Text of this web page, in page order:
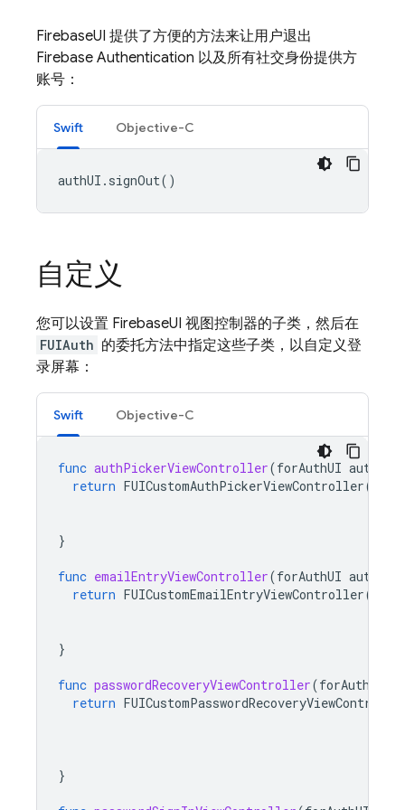
FirebaseUI 提供了方便的方法来让用户退出
Firebase Authentication 以及所有社交身份提供方
账号：
Swift Objective-C
authUI . signOut()
自定义
您可以设置 FirebaseUI 视图控制器的子类，然后在
FUIAuth 的委托方法中指定这些子类，以自定义登
录屏幕：
Swift Objective-C
func authPickerViewController(forAuthUI authUI
return FUICustomAuthPickerViewController(
}
func emailEntryViewController(forAuthUI authUI
return FUICustomEmailEntryViewController(
}
func passwordRecoveryViewController(forAuthUI
return
}